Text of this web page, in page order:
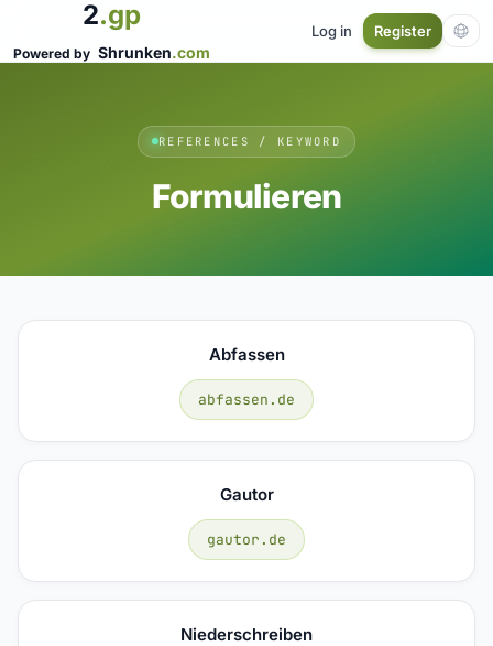
2.gp
Powered by Shrunken.com
Log in Register
REFERENCES / KEYWORD
Formulieren
Abfassen
abfassen.de
Gautor
gautor.de
Niederschreiben